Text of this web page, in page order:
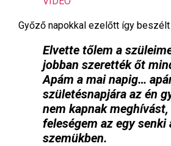
Győző napokkal ezelőtt így
Elvette tőlem a
jobban szerették őt
Apám a mai napig…
születésnapjára az én
nem kapnak meghívást,
feleségem az egy senki
szemükben.